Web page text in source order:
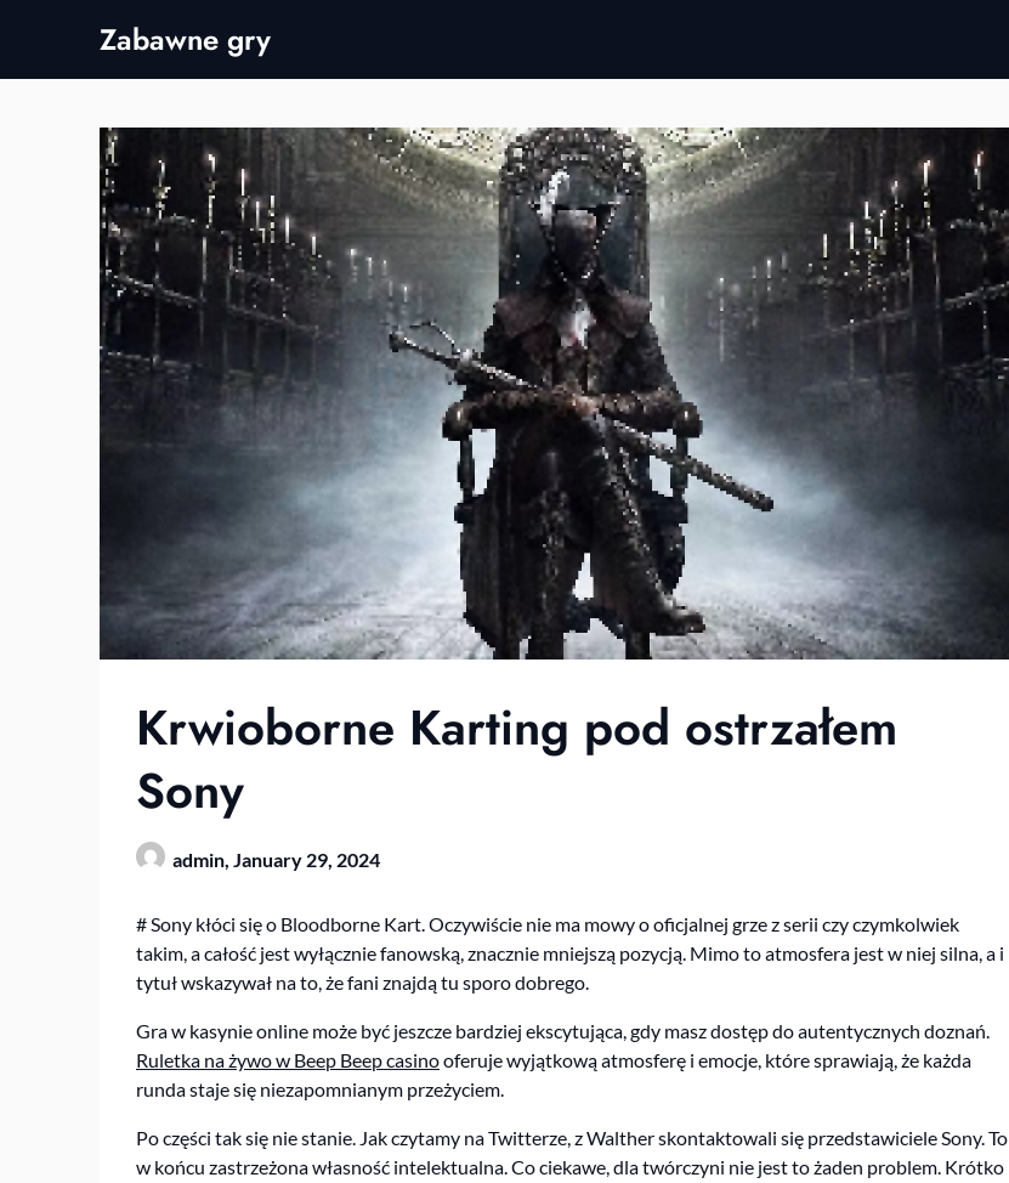
Zabawne gry
Krwioborne Karting pod ostrzałem
Sony
admin, January 29, 2024
# Sony kłóci się o Bloodborne Kart. Oczywiście nie ma mowy o oficjalnej grze z serii czy czymkolwiek
takim, a całość jest wyłącznie fanowską, znacznie mniejszą pozycją. Mimo to atmosfera jest w niej silna, a i
tytuł wskazywał na to, że fani znajdą tu sporo dobrego.
Gra w kasynie online może być jeszcze bardziej ekscytująca, gdy masz dostęp do autentycznych doznań.
Ruletka na żywo w Beep Beep casinooferuje wyjątkową atmosferę i emocje, które sprawiają, że każda
runda staje się niezapomnianym przeżyciem.
Po części tak się nie stanie. Jak czytamy na Twitterze, z Walther skontaktowali się przedstawiciele Sony. To
w końcu zastrzeżona własność intelektualna. Co ciekawe, dla twórczyni nie jest to żaden problem. Krótko